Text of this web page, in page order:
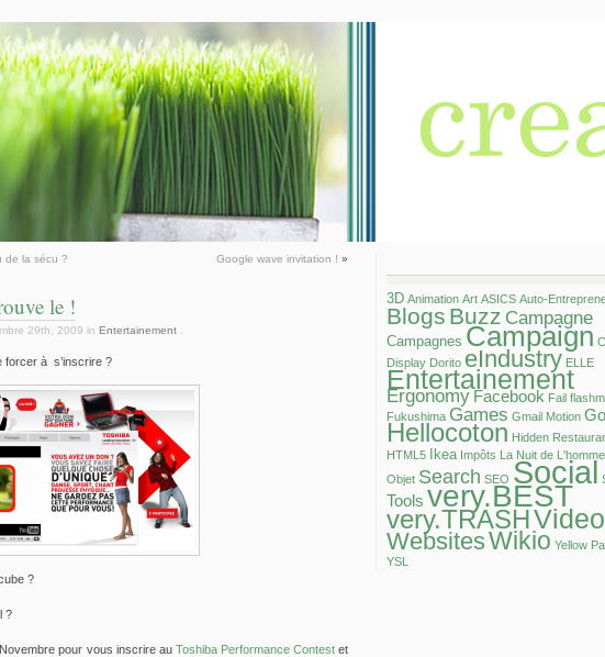
de la sécu ? Google wave invitation ! »
le !
29th, 2009 in Entertainement
forcer à s’inscrire ?
?
?
pour vous inscrire au Toshiba Performance Contestet
3D Animation Art ASICS Auto-
Blogs Buzz Campagne
Campagnes Campaign
Display Dorito eIndustry ELLE
Entertainement
Ergonomy Facebook Fail
Fukushima Games Gmail Motion
Hellocoton Hidden
HTML5
Ikea Impôts La Nuit de L'homme
Objet Search SEO Social
Tools very.BEST
very.TRASH
WebsitesWikio Yellow
YSL